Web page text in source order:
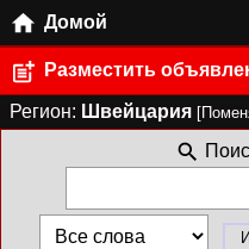
Домой
Разместить
Регион: Швейцария